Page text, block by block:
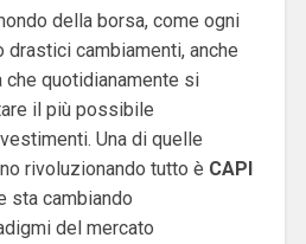
della borsa, come ogni
drastici cambiamenti, anche
quotidianamente si
il più possibile
Una di quelle
rivoluzionando tutto è CAPI
sta cambiando
del mercato